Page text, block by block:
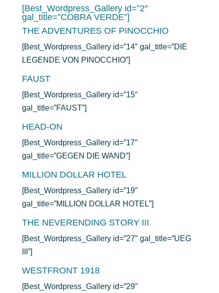
[Best_Wordpress_Gallery id=”2″
gal_title=”COBRA VERDE”]
THE ADVENTURES OF PINOCCHIO
[Best_Wordpress_Gallery id=”14″ gal_title=”DIE
LEGENDE VON PINOCCHIO”]
FAUST
[Best_Wordpress_Gallery id=”15″
gal_title=”FAUST”]
HEAD-ON
[Best_Wordpress_Gallery id=”17″
gal_title=”GEGEN DIE WAND”]
MILLION DOLLAR HOTEL
[Best_Wordpress_Gallery id=”19″
gal_title=”MILLION DOLLAR HOTEL”]
THE NEVERENDING STORY III
[Best_Wordpress_Gallery id=”27″ gal_title=”UEG
III”]
WESTFRONT 1918
[Best_Wordpress_Gallery id=”29″